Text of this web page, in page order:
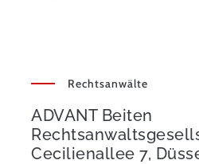
Rechtsanwälte
ADVANT Beiten
Cecilienallee 7,